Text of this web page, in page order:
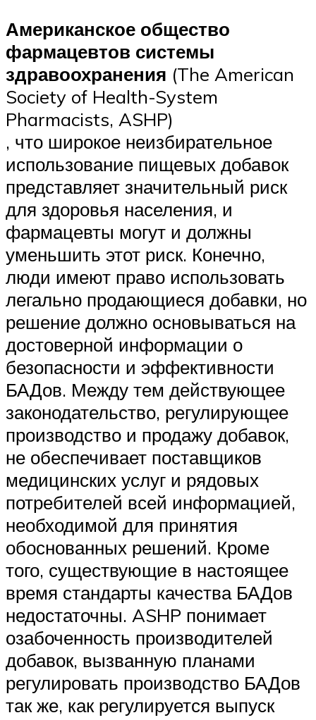
Американское общество
фармацевтов системы
здравоохранения (The American
Society of Health-System
Pharmacists, ASHP)
, что широкое неизбирательное
использование пищевых добавок
представляет значительный риск
для здоровья населения, и
фармацевты могут и должны
уменьшить этот риск. Конечно,
люди имеют право использовать
легально продающиеся добавки, но
решение должно основываться на
достоверной информации о
безопасности и эффективности
БАДов. Между тем действующее
законодательство, регулирующее
производство и продажу добавок,
не обеспечивает поставщиков
медицинских услуг и рядовых
потребителей всей информацией,
необходимой для принятия
обоснованных решений. Кроме
того, существующие в настоящее
время стандарты качества БАДов
недостаточны. ASHP понимает
озабоченность производителей
добавок, вызванную планами
регулировать производство БАДов
так же, как регулируется выпуск